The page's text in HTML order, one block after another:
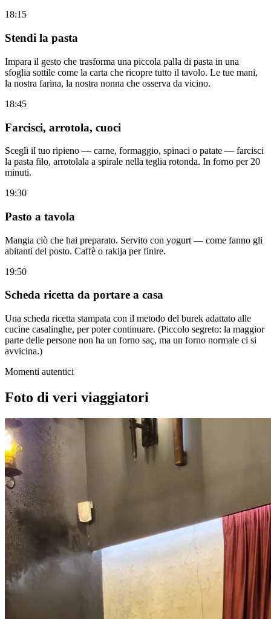
18:15
Stendi la pasta
Impara il gesto che trasforma una piccola palla di pasta in una
sfoglia sottile come la carta che ricopre tutto il tavolo. Le tue mani,
la nostra farina, la nostra nonna che osserva da vicino.
18:45
Farcisci, arrotola, cuoci
Scegli il tuo ripieno — carne, formaggio, spinaci o patate — farcisci
la pasta filo, arrotolala a spirale nella teglia rotonda. In forno per 20
minuti.
19:30
Pasto a tavola
Mangia ciò che hai preparato. Servito con yogurt — come fanno gli
abitanti del posto. Caffè o rakija per finire.
19:50
Scheda ricetta da portare a casa
Una scheda ricetta stampata con il metodo del burek adattato alle
cucine casalinghe, per poter continuare. (Piccolo segreto: la maggior
parte delle persone non ha un forno saç, ma un forno normale ci si
avvicina.)
Momenti autentici
Foto di veri viaggiatori